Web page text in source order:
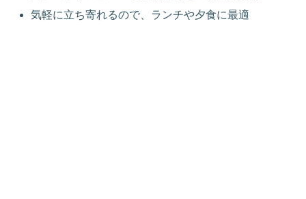
気軽に立ち寄れるので、ランチや夕食に最適